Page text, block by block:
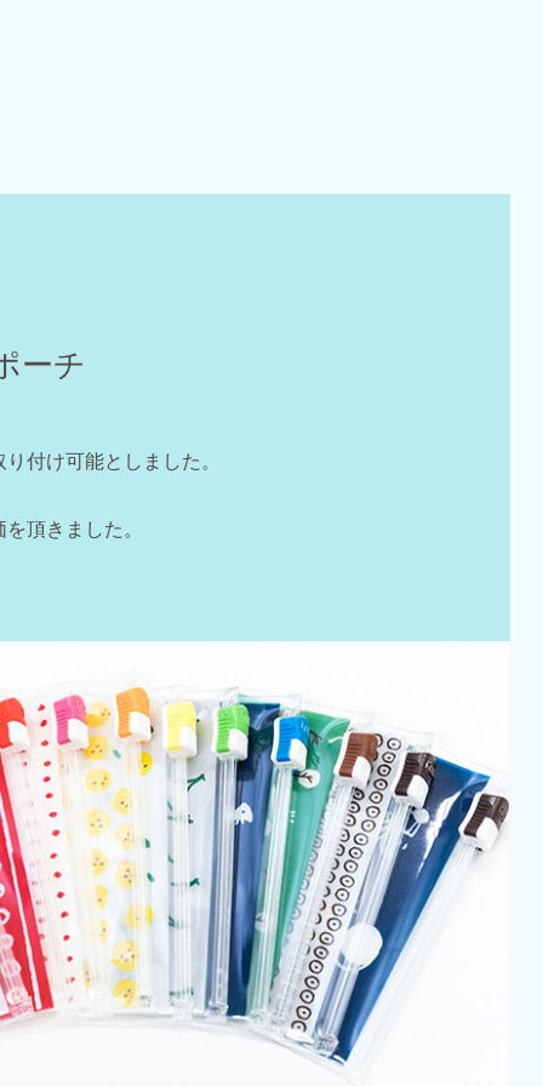
ーチ
付け可能としました。
頂きました。